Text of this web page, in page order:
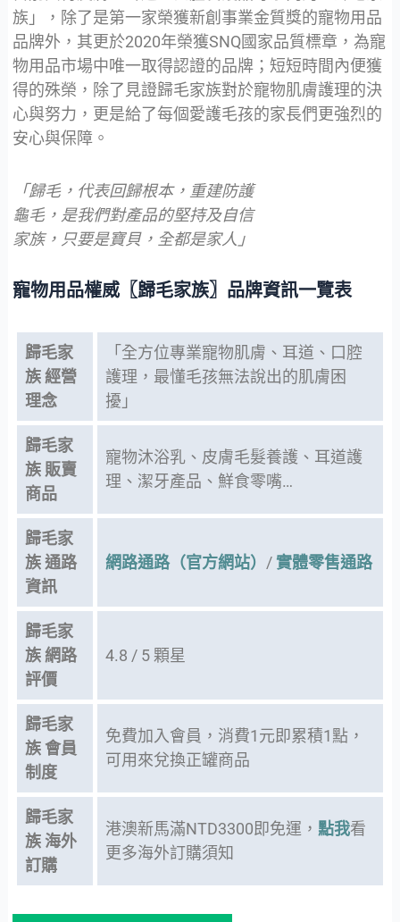
族」，除了是第一家榮獲新創事業金質獎的寵物用品
品牌外，其更於2020年榮獲SNQ國家品質標章，為寵
物用品市場中唯一取得認證的品牌；短短時間內便獲
得的殊榮，除了見證歸毛家族對於寵物肌膚護理的決
心與努力，更是給了每個愛護毛孩的家長們更強烈的
安心與保障。
「歸毛，代表回歸根本，重建防護
龜毛，是我們對產品的堅持及自信
家族，只要是寶貝，全都是家人」
寵物用品權威〖歸毛家族〗品牌資訊一覽表
歸毛家
族 經營
理念
「全方位專業寵物肌膚、耳道、口腔
護理，最懂毛孩無法說出的肌膚困
擾」
歸毛家
族 販賣
商品
寵物沐浴乳、皮膚毛髮養護、耳道護
理、潔牙產品、鮮食零嘴…
歸毛家
族 通路
資訊
網路通路（官方網站） / 實體零售通路
歸毛家
族 網路
評價
4.8 / 5 顆星
歸毛家
族 會員
制度
免費加入會員，消費1元即累積1點，
可用來兌換正罐商品
歸毛家
族 海外
訂購
港澳新馬滿NTD3300即免運， 點我看
更多海外訂購須知